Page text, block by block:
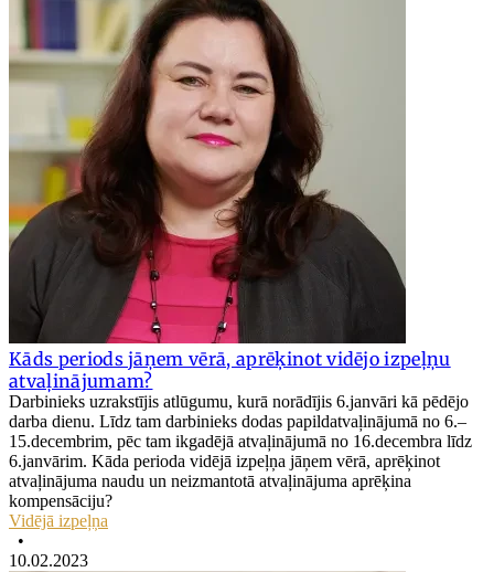
Kāds periods jāņem vērā, aprēķinot vidējo izpeļņu
atvaļinājumam?
Darbinieks uzrakstījis atlūgumu, kurā norādījis 6.janvāri kā pēdējo
darba dienu. Līdz tam darbinieks dodas papildatvaļinājumā no 6.–
15.decembrim, pēc tam ikgadējā atvaļinājumā no 16.decembra līdz
6.janvārim. Kāda perioda vidējā izpeļņa jāņem vērā, aprēķinot
atvaļinājuma naudu un neizmantotā atvaļinājuma aprēķina
kompensāciju?
Vidējā izpeļņa
•
10.02.2023